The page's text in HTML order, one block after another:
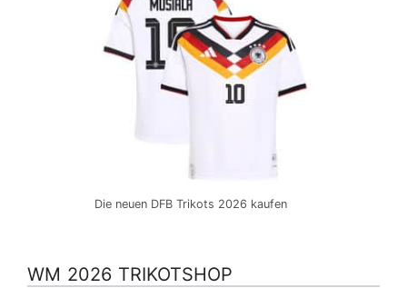
Die neuen DFB Trikots 2026 kaufen
WM 2026 TRIKOTSHOP